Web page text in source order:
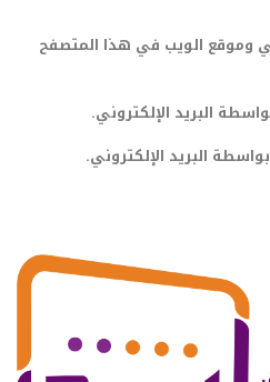
وموقع الويب في هذا المتصفح
البريد الإلكتروني.
البريد الإلكتروني.